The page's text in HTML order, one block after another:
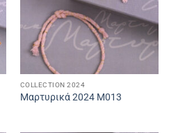
COLLECTION 2024
Μαρτυρικά 2024 M013